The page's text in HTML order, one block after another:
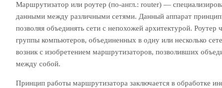
Маршрутизатор или роутер (по-англ.: router) —
данными между различными сетями. Данный аппарат
позволяя объединять сети с непохожей архитектурой. Роутер
группы компьютеров, объединенных в одну или несколько
возник с изобретением маршрутизаторов, позволивших
между собой.
Принцип работы маршрутизатора заключается в обработке